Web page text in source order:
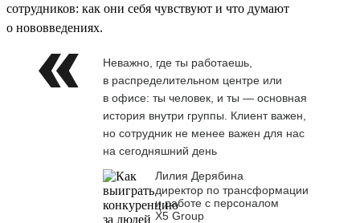
сотрудников: как они себя чувствуют и что думают
о нововведениях.
Неважно, где ты работаешь,
в распределительном центре или
в офисе: ты человек, и ты — основная
история внутри группы. Клиент важен,
но сотрудник не менее важен для нас
на сегодняшний день
Лилия Дерябина
директор по трансформации
и работе с персоналом
Х5 Group